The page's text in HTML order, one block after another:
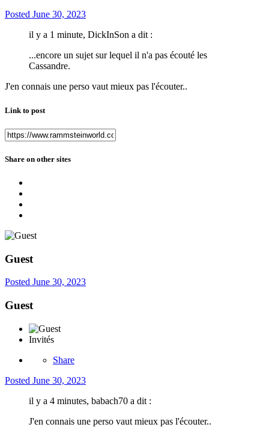
Posted June 30, 2023
il y a 1 minute, DickInSon a dit :
...encore un sujet sur lequel il n'a pas écouté les
Cassandre.
J'en connais une perso vaut mieux pas l'écouter..
Link to post
Share on other sites
Guest
Posted June 30, 2023
Guest
Invités
Share
Posted June 30, 2023
il y a 4 minutes, babach70 a dit :
J'en connais une perso vaut mieux pas l'écouter..